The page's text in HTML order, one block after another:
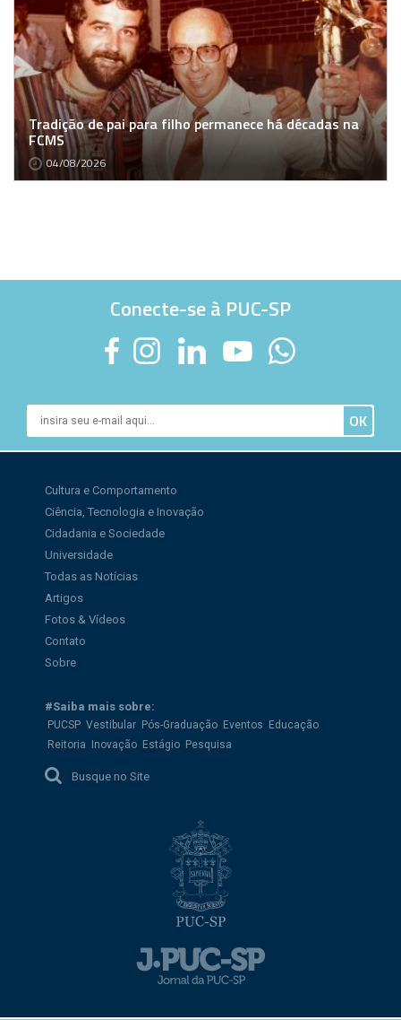
Tradição de pai para filho permanece há décadas na
FCMS
04/08/2026
Conecte-se à PUC-SP
Cultura e Comportamento
Ciência, Tecnologia e Inovação
Cidadania e Sociedade
Universidade
Todas as Notícias
Artigos
Fotos & Vídeos
Contato
Sobre
#Saiba mais sobre:
PUCSP Vestibular Pós-Graduação Eventos
Educação
Reitoria
Inovação Estágio Pesquisa
Busque no Site